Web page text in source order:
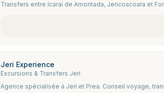
Transfers entre Icarai de Amontada, Jericoacoara et
Jeri Experience
Excursions & Transfers Jeri
Agence spécialisée à Jeri et Prea. Conseil voyage,